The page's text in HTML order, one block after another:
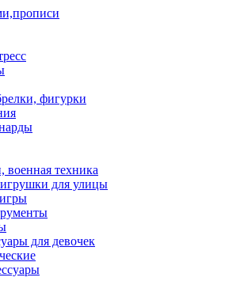
фигурки
военная техника
для улицы
для девочек